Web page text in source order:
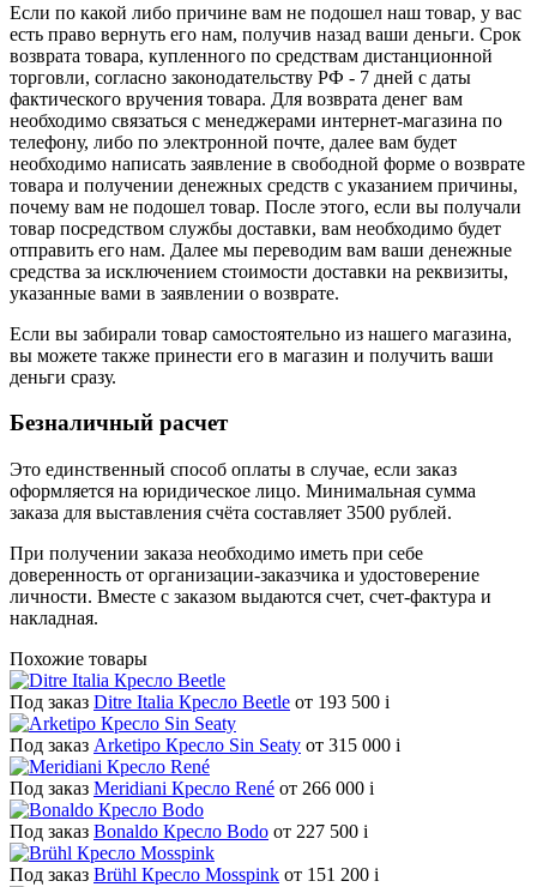
Если по какой либо причине вам не подошел наш товар, у вас
есть право вернуть его нам, получив назад ваши деньги. Срок
возврата товара, купленного по средствам дистанционной
торговли, согласно законодательству РФ - 7 дней с даты
фактического вручения товара. Для возврата денег вам
необходимо связаться с менеджерами интернет-магазина по
телефону, либо по электронной почте, далее вам будет
необходимо написать заявление в свободной форме о возврате
товара и получении денежных средств с указанием причины,
почему вам не подошел товар. После этого, если вы получали
товар посредством службы доставки, вам необходимо будет
отправить его нам. Далее мы переводим вам ваши денежные
средства за исключением стоимости доставки на реквизиты,
указанные вами в заявлении о возврате.
Если вы забирали товар самостоятельно из нашего магазина,
вы можете также принести его в магазин и получить ваши
деньги сразу.
Безналичный расчет
Это единственный способ оплаты в случае, если заказ
оформляется на юридическое лицо. Минимальная сумма
заказа для выставления счёта составляет 3500 рублей.
При получении заказа необходимо иметь при себе
доверенность от организации-заказчика и удостоверение
личности. Вместе с заказом выдаются счет, счет-фактура и
накладная.
Похожие товары
Под заказ Ditre Italia Кресло Beetle от 193 500 i
Под заказ Arketipo Кресло Sin Seaty от 315 000 i
Под заказ Meridiani Кресло René от 266 000 i
Под заказ Bonaldo Кресло Bodo от 227 500 i
Под заказ Brühl Кресло Mosspink от 151 200 i